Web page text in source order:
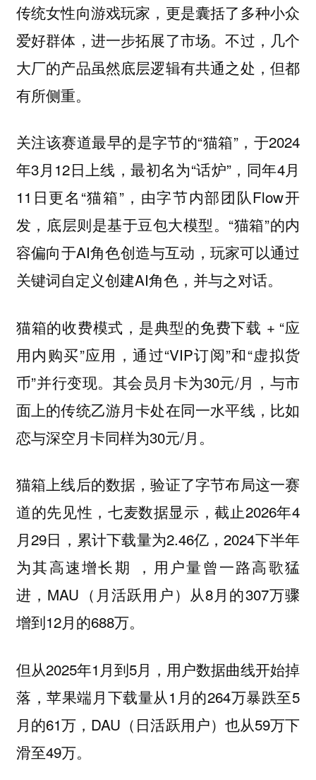
传统女性向游戏玩家，更是囊括了多种小众
爱好群体，进一步拓展了市场。不过，几个
大厂的产品虽然底层逻辑有共通之处，但都
有所侧重。
关注该赛道最早的是字节的“猫箱”，于2024
年3月12日上线，最初名为“话炉”，同年4月
11日更名“猫箱”，由字节内部团队Flow开
发，底层则是基于豆包大模型。“猫箱”的内
容偏向于AI角色创造与互动，玩家可以通过
关键词自定义创建AI角色，并与之对话。
猫箱的收费模式，是典型的免费下载 + “应
用内购买”应用，通过“VIP订阅”和“虚拟货
币”并行变现。其会员月卡为30元/月，与市
面上的传统乙游月卡处在同一水平线，比如
恋与深空月卡同样为30元/月。
猫箱上线后的数据，验证了字节布局这一赛
道的先见性，七麦数据显示，截止2026年4
月29日，累计下载量为2.46亿，2024下半年
为其高速增长期 ，用户量曾一路高歌猛
进，MAU（月活跃用户）从8月的307万骤
增到12月的688万。
但从2025年1月到5月，用户数据曲线开始掉
落，苹果端月下载量从1月的264万暴跌至5
月的61万，DAU（日活跃用户）也从59万下
滑至49万。